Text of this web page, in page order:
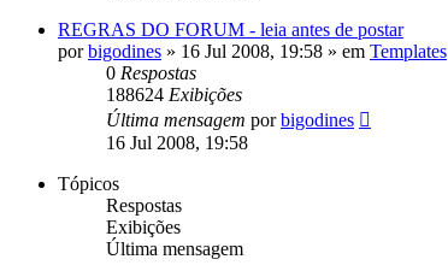
REGRAS DO FORUM - leia antes de postar
porbigodines » 16 Jul 2008, 19:58 » em Templates
0 Respostas
188624 Exibições
Última mensagem porbigodines
16 Jul 2008, 19:58
Tópicos
Respostas
Exibições
Última mensagem